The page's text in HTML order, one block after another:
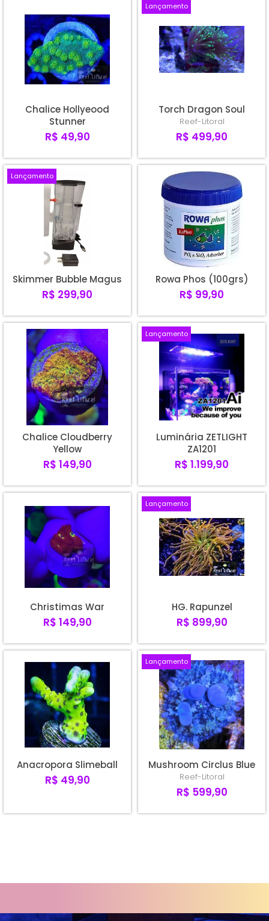
Chalice Hollyeood
Stunner
R$ 49,90
Lançamento
Torch Dragon Soul
Reef-Litoral
R$ 499,90
Lançamento
Skimmer Bubble Magus
R$ 299,90
Rowa Phos (100grs)
R$ 99,90
Chalice Cloudberry
Yellow
R$ 149,90
Lançamento
Luminária ZETLIGHT
ZA1201
R$ 1.199,90
Christimas War
R$ 149,90
Lançamento
HG. Rapunzel
R$ 899,90
Anacropora Slimeball
R$ 49,90
Lançamento
Mushroom Circlus Blue
Reef-Litoral
R$ 599,90